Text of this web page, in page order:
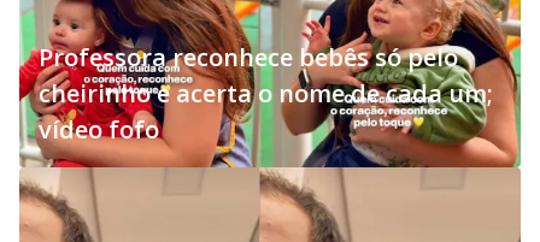
Professora reconhece bebês só pelo
cheirinho e acerta o nome de cada um;
vídeo fofo